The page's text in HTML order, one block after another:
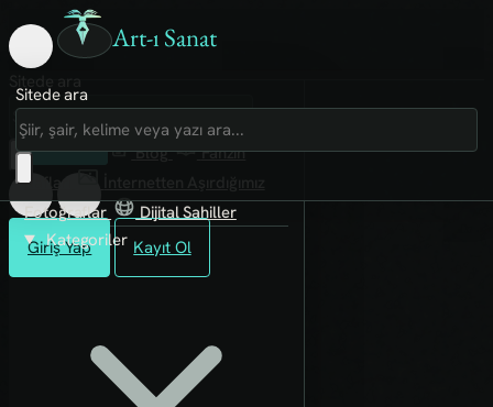
Art-ı Sanat
Giriş Yap Kayıt Ol
Sitede ara
Art-ı Sosyal
İmece
Kütüphane
Blog
Fanzin
Rafları
Fotoğraflar
Dijital Sahiller
Kategoriler